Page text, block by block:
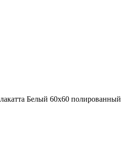
Белый 60x60 полированный